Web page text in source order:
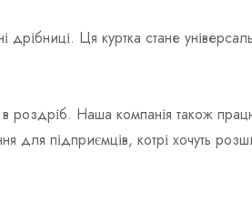
дрібниці. Ця куртка стане
в роздріб. Наша компанія також
для підприємців, котрі хочуть